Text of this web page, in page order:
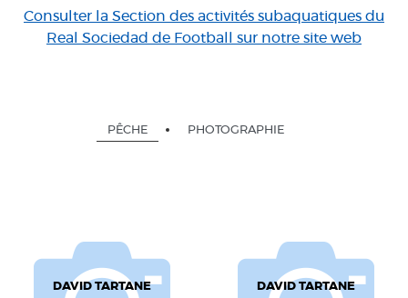
Consulter la Section des activités subaquatiques du
Real Sociedad de Football sur notre site web
PÊCHE PHOTOGRAPHIE
DAVID TARTANE DAVID TARTANE